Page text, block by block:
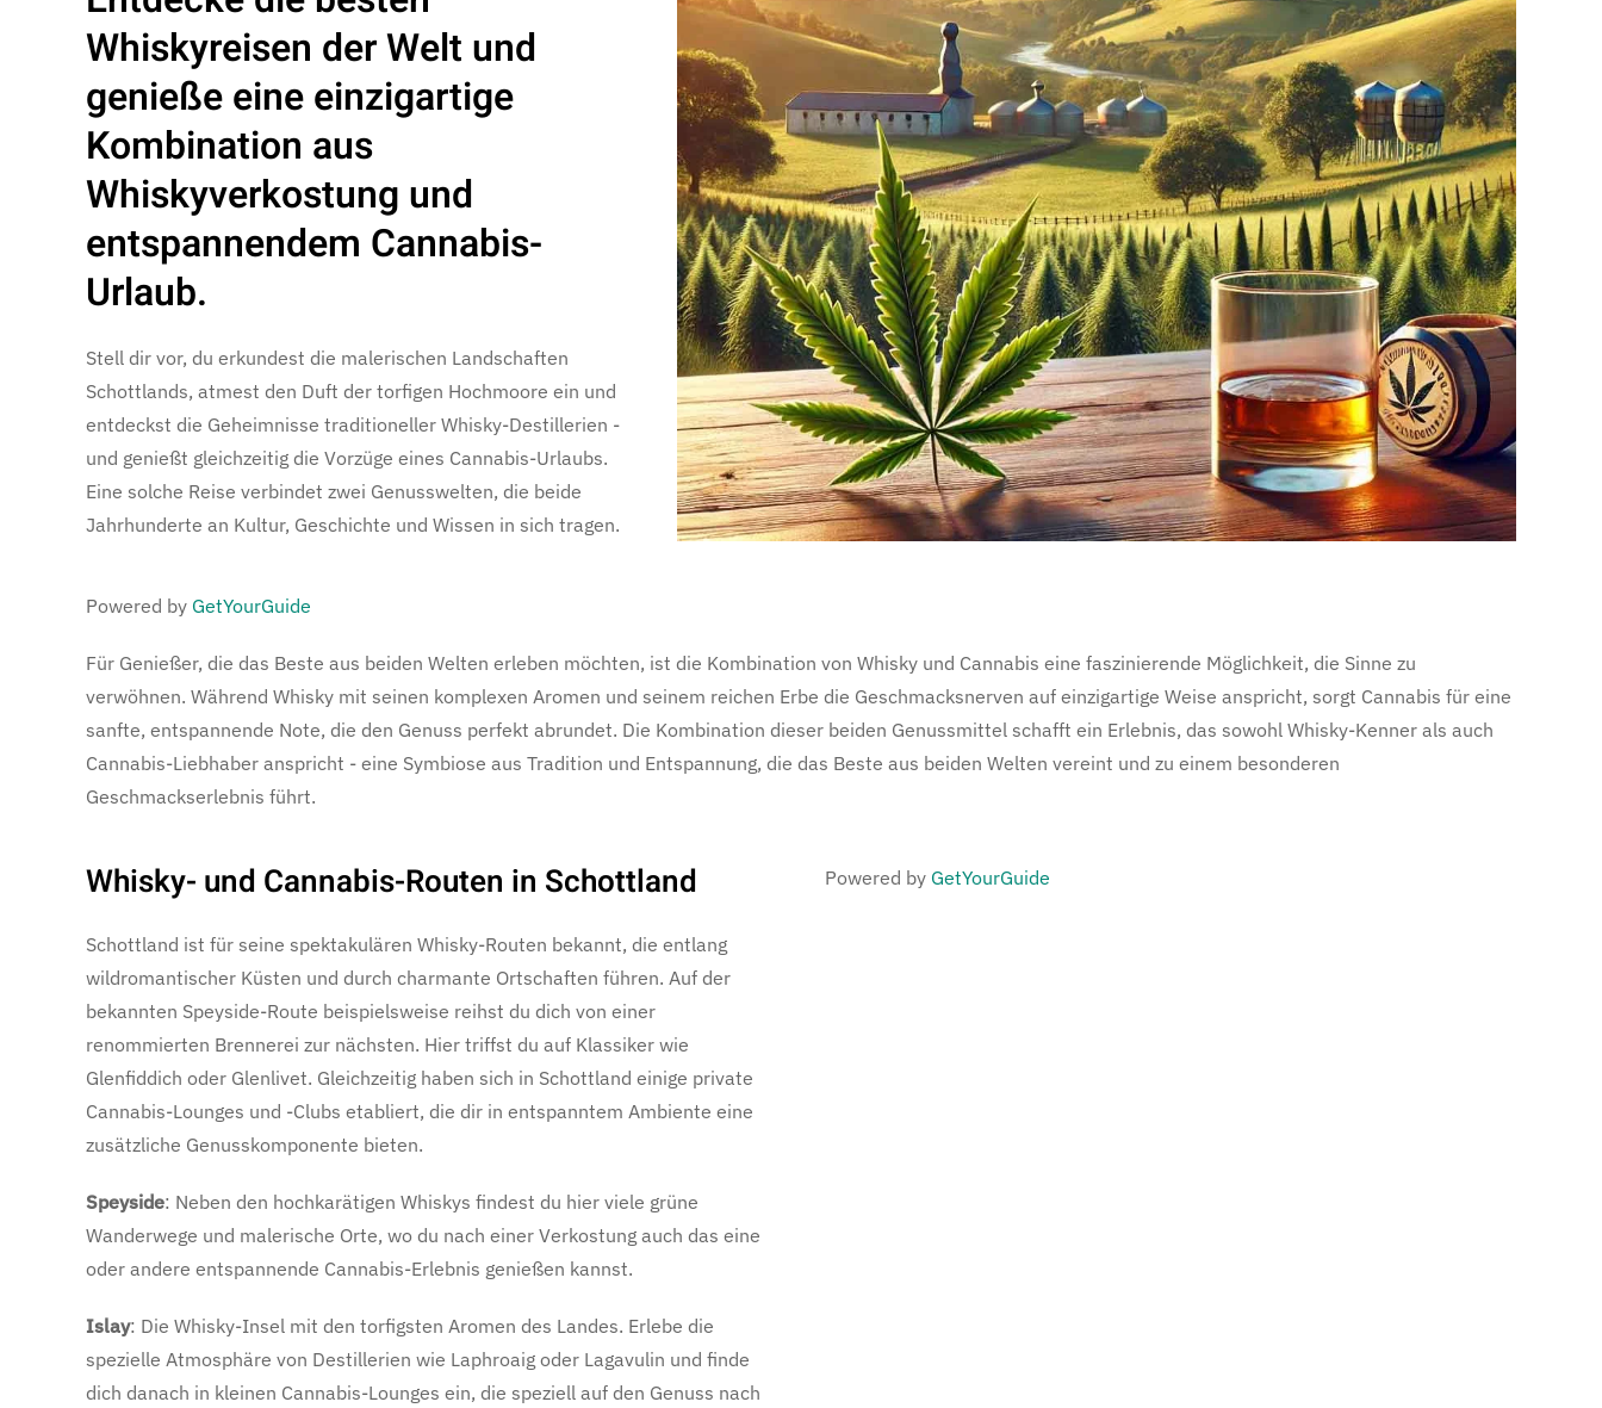
Whiskyreisen der Welt und
genieße eine einzigartige
Kombination aus
Whiskyverkostung und
entspannendem Cannabis-
Urlaub.
Stell dir vor, du erkundest die malerischen Landschaften
Schottlands, atmest den Duft der torfigen Hochmoore ein und
entdeckst die Geheimnisse traditioneller Whisky-Destillerien -
und genießt gleichzeitig die Vorzüge eines Cannabis-Urlaubs.
Eine solche Reise verbindet zwei Genusswelten, die beide
Jahrhunderte an Kultur, Geschichte und Wissen in sich tragen.
Powered by GetYourGuide
Für Genießer, die das Beste aus beiden Welten erleben möchten, ist die Kombination von Whisky und Cannabis eine faszinierende Möglichkeit, die Sinne zu
verwöhnen. Während Whisky mit seinen komplexen Aromen und seinem reichen Erbe die Geschmacksnerven auf einzigartige Weise anspricht, sorgt Cannabis für eine
sanfte, entspannende Note, die den Genuss perfekt abrundet. Die Kombination dieser beiden Genussmittel schafft ein Erlebnis, das sowohl Whisky-Kenner als auch
Cannabis-Liebhaber anspricht - eine Symbiose aus Tradition und Entspannung, die das Beste aus beiden Welten vereint und zu einem besonderen
Geschmackserlebnis führt.
Whisky- und Cannabis-Routen in Schottland
Schottland ist für seine spektakulären Whisky-Routen bekannt, die entlang
wildromantischer Küsten und durch charmante Ortschaften führen. Auf der
bekannten Speyside-Route beispielsweise reihst du dich von einer
renommierten Brennerei zur nächsten. Hier triffst du auf Klassiker wie
Glenfiddich oder Glenlivet. Gleichzeitig haben sich in Schottland einige private
Cannabis-Lounges und -Clubs etabliert, die dir in entspanntem Ambiente eine
zusätzliche Genusskomponente bieten.
Speyside: Neben den hochkarätigen Whiskys findest du hier viele grüne
Wanderwege und malerische Orte, wo du nach einer Verkostung auch das eine
oder andere entspannende Cannabis-Erlebnis genießen kannst.
Islay: Die Whisky-Insel mit den torfigsten Aromen des Landes. Erlebe die
spezielle Atmosphäre von Destillerien wie Laphroaig oder Lagavulin und finde
dich danach in kleinen Cannabis-Lounges ein, die speziell auf den Genuss nach
Powered by GetYourGuide